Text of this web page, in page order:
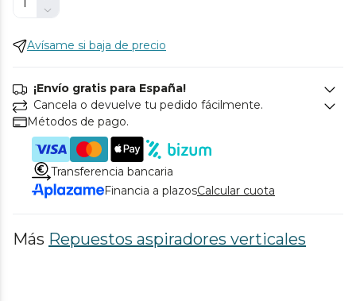
Avísame si baja de precio
¡Envío gratis para España!
Cancela o devuelve tu pedido fácilmente.
Métodos de pago.
Transferencia bancaria
Financia a plazosCalcular cuota
Más Repuestos aspiradores verticales